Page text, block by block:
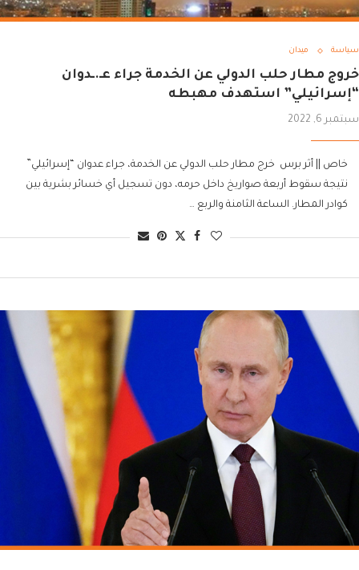
سياسة ميدان
خروج مطار حلب الدولي عن الخدمة جراء عـ.ـدوان
“إسرائيلي” استهدف مهبطه
سبتمبر 6, 2022
خاص || أثر برس خرج مطار حلب الدولي عن الخدمة، جراء عدوان “إسرائيلي”
نتيجة سقوط أربعة صواريخ داخل حرمه، دون تسجيل أي خسائر بشرية بين
كوادر المطار. الساعة الثامنة والربع …